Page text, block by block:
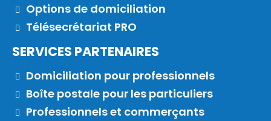
Options de domiciliation
Télésecrétariat PRO
SERVICES PARTENAIRES
Domiciliation pour professionnels
Boîte postale pour les particuliers
Professionnels et commerçants